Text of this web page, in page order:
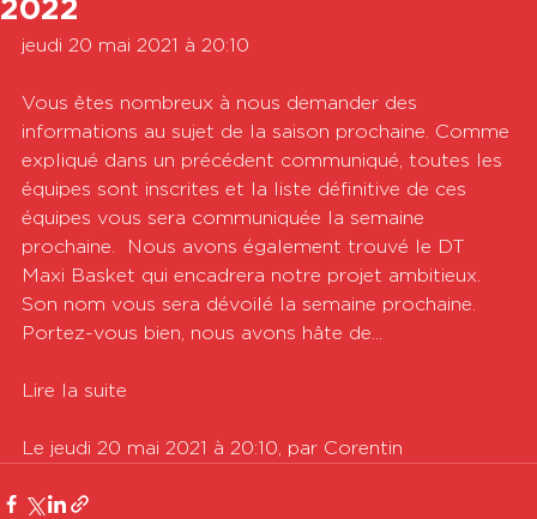
2022
jeudi 20 mai 2021 à 20:10
Vous êtes nombreux à nous demander des
informations au sujet de la saison prochaine. Comme
expliqué dans un précédent communiqué, toutes les
équipes sont inscrites et la liste définitive de ces
équipes vous sera communiquée la semaine
prochaine.  Nous avons également trouvé le DT
Maxi Basket qui encadrera notre projet ambitieux.
Son nom vous sera dévoilé la semaine prochaine.
Portez-vous bien, nous avons hâte de...
Lire la suite
Le jeudi 20 mai 2021 à 20:10, par Corentin